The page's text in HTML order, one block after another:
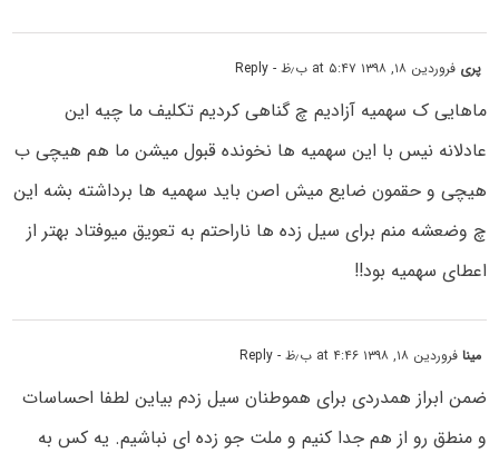
پری فروردین ۱۸, ۱۳۹۸ at ۵:۴۷ ب٫ظ - Reply
ماهایی ک سهمیه آزادیم چ گناهی کردیم تکلیف ما چیه این
عادلانه نیس با این سهمیه ها نخونده قبول میشن ما هم هیچی ب
هیچی و حقمون ضایع میش اصن باید سهمیه ها برداشته بشه این
چ وضعشه منم برای سیل زده ها ناراحتم به تعویق میوفتاد بهتر از
اعطای سهمیه بود!!
مینافروردین ۱۸, ۱۳۹۸ at ۴:۴۶ ب٫ظ - Reply
ضمن ابراز همدردی برای هموطنان سیل زدم بیاین لطفا احساسات
و منطق رو از هم جدا کنیم و ملت جو زده ای نباشیم. یه کس به